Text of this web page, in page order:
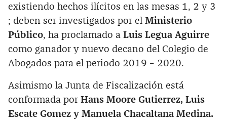
existiendo hechos ilícitos en las mesas 1, 2 y 3
; deben ser investigados por el Ministerio
Público, ha proclamado a Luis Legua Aguirre
como ganador y nuevo decano del Colegio de
Abogados para el periodo 2019 – 2020.
Asimismo la Junta de Fiscalización está
conformada por Hans Moore Gutierrez, Luis
Escate Gomez y Manuela Chacaltana Medina.